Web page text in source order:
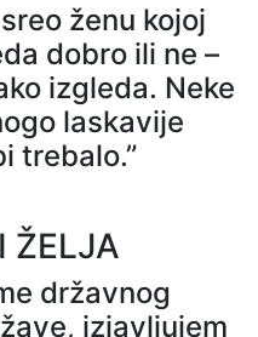
ženu kojoj
dobro ili ne –
izgleda. Neke
laskavije
trebalo.”
ŽELJA
državnog
izjavljujem